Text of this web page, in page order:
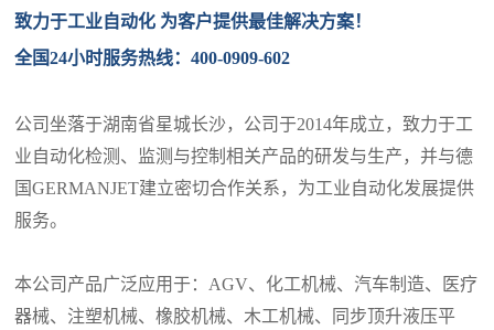
致力于工业自动化 为客户提供最佳解决方案！
全国24小时服务热线：400-0909-602
公司坐落于湖南省星城长沙，公司于2014年成立，致力于工
业自动化检测、监测与控制相关产品的研发与生产，并与德
国GERMANJET建立密切合作关系，为工业自动化发展提供
服务。
本公司产品广泛应用于：AGV、化工机械、汽车制造、医疗
器械、注塑机械、橡胶机械、木工机械、同步顶升液压平